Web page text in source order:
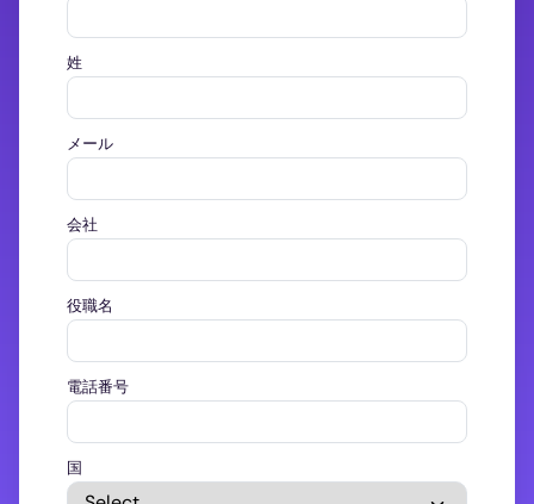
姓
メール
会社
役職名
電話番号
国